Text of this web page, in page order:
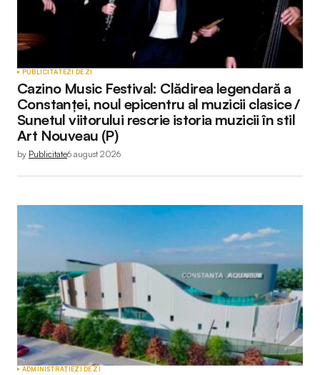
PUBLICITATEZI DE ZI
Cazino Music Festival: Clădirea legendară a
Constanței, noul epicentru al muzicii clasice /
Sunetul viitorului rescrie istoria muzicii în stil
Art Nouveau (P)
by Publicitate6 august 2026
ADMINISTRAȚIEZI DE ZI